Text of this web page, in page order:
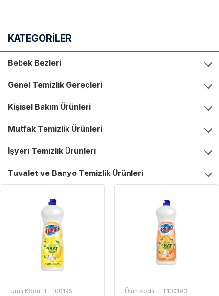
KATEGORİLER
Bebek Bezleri
Genel Temizlik Gereçleri
Kişisel Bakım Ürünleri
Mutfak Temizlik Ürünleri
İşyeri Temizlik Ürünleri
Tuvalet ve Banyo Temizlik Ürünleri
Ürün Kodu: TT100195 Ürün Kodu: TT100193